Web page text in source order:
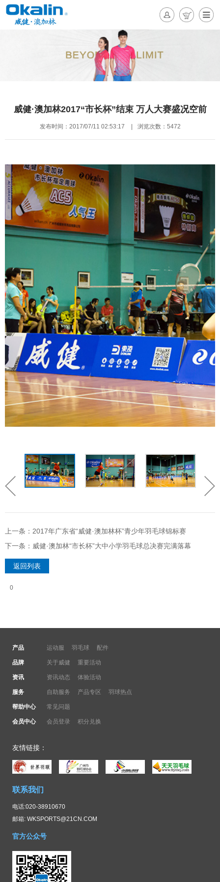
威健·澳加林2017“市长杯”结束 万人大赛盛况空前
发布时间：2017/07/11 02:53:17 浏览次数：5472
上一条：2017年广东省“威健·澳加林杯”青少年羽毛球锦标赛
下一条：威健·澳加林“市长杯”大中小学羽毛球总决赛完满落幕
返回列表
0
产品 运动服 羽毛球 配件
品牌 关于威健 重要活动
资讯 资讯动态 体验活动
服务 自助服务 产品专区 羽球热点
帮助中心 常见问题
会员中心 会员登录 积分兑换
友情链接：
联系我们
电话:020-38910670
邮箱: WKSPORTS@21CN.COM
官方公众号